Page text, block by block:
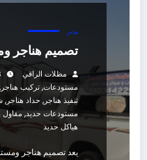
هناجر
تصميم هناجر
مظلات الراقي
مستودعات, تركيب هناجر ,
تنفيذ هناجر , حداد هناجر ,
مستودعات حديد,مقاول
هياكل حديد
يعد تصميم هناجر